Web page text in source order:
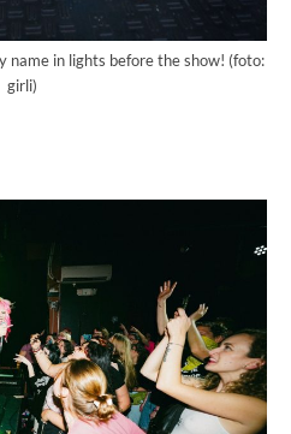
name in lights before the show! (foto:
girli)